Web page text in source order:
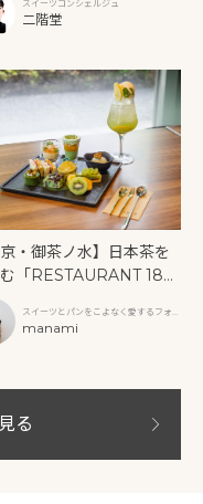
を味わう
スイーツコンシェルジュ
二階堂
京・御茶ノ水】日本茶を
「RESTAURANT 189
」の抹茶ア
ーンティーと新作クリ
ーダ
スイーツとパンをこよなく愛するフォト
グラファー
manami
る